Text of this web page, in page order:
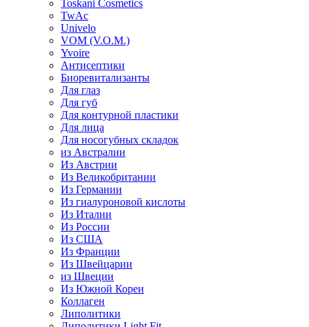
Toskani Cosmetics
TwAc
Univelo
VOM (V.O.M.)
Yvoire
Антисептики
Биоревитализанты
Для глаз
Для губ
Для контурной пластики
Для лица
Для носогубных складок
из Австралии
Из Австрии
Из Великобритании
Из Германии
Из гиалуроновой кислоты
Из Италии
Из России
Из США
Из Франции
Из Швейцарии
из Швеции
Из Южной Кореи
Коллаген
Липолитики